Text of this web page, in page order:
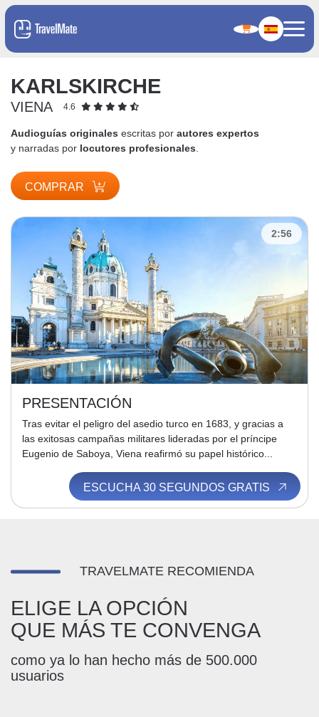
KARLSKIRCHE
VIENA 4.6
Audioguías originales escritas por autores expertos
y narradas por locutores profesionales
COMPRAR
2:56
PRESENTACIÓN
Tras evitar el peligro del asedio turco en 1683, y gracias a
las exitosas campañas militares lideradas por el príncipe
Eugenio de Saboya, Viena reafirmó su papel histórico...
ESCUCHA 30 SEGUNDOS GRATIS
TRAVELMATE RECOMIENDA
ELIGE LA OPCIÓN
QUE MÁS TE CONVENGA
como ya lo han hecho más de 500.000
usuarios